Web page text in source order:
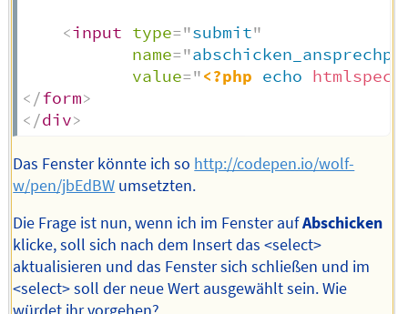
<input type="submit"
name="
value="<?php echo
</form>
</div>
Das Fenster könnte ich so http://codepen.io/wolf-
w/pen/jbEdBW umsetzten.
Die Frage ist nun, wenn ich im Fenster aufAbschicken
klicke, soll sich nach dem Insert das <select>
aktualisieren und das Fenster sich schließen und im
<select> soll der neue Wert ausgewählt sein. Wie